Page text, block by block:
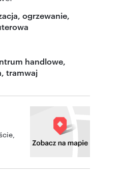
ogrzewanie,
handlowe,
tramwaj